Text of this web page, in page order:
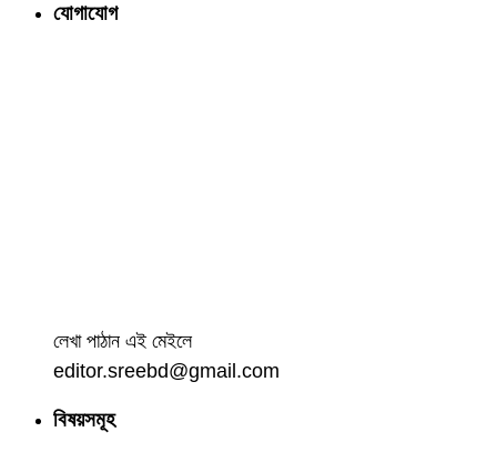
যোগাযোগ
লেখা পাঠান এই মেইলে
editor.sreebd@gmail.com
বিষয়সমূহ